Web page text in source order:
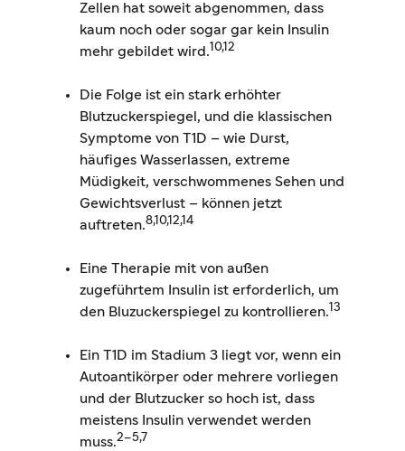
Zellen hat soweit abgenommen, dass
kaum noch oder sogar gar kein Insulin
mehr gebildet wird.10,12
Die Folge ist ein stark erhöhter
Blutzuckerspiegel, und die klassischen
Symptome von T1D – wie Durst,
häufiges Wasserlassen, extreme
Müdigkeit, verschwommenes Sehen und
Gewichtsverlust – können jetzt
auftreten.8,10,12,14
Eine Therapie mit von außen
zugeführtem Insulin ist erforderlich, um
den Bluzuckerspiegel zu kontrollieren.13
Ein T1D im Stadium 3 liegt vor, wenn ein
Autoantikörper oder mehrere vorliegen
und der Blutzucker so hoch ist, dass
meistens Insulin verwendet werden
muss.2–5,7